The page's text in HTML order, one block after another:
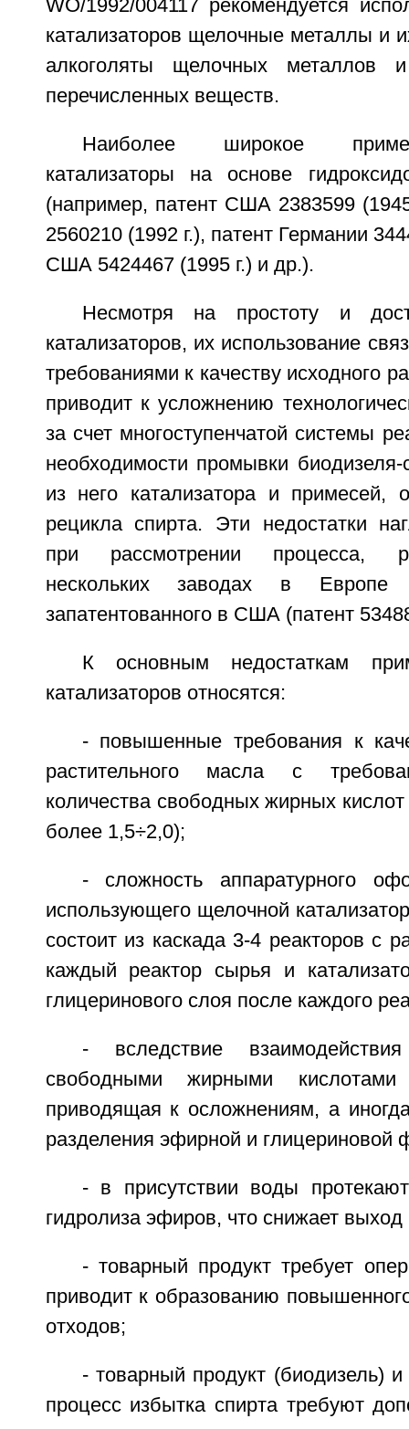
WO/1992/004117 рекомендуется
катализаторов щелочные металлы и
алкоголяты щелочных металлов
перечисленных веществ.
Наиболее широкое
катализаторы на основе
(например, патент США 2383599
2560210 (1992 г.), патент Германии
США 5424467 (1995 г.) и др.).
Несмотря на простоту и
катализаторов, их использование
требованиями к качеству исходного
приводит к усложнению
за счет многоступенчатой системы
необходимости промывки
из него катализатора и примесей,
рецикла спирта. Эти недостатки
при рассмотрении процесса,
нескольких заводах в Европе
запатентованного в США (патент
К основным недостаткам
катализаторов относятся:
- повышенные требования к
растительного масла с
количества свободных жирных
более 1,5÷2,0);
- сложность аппаратурного
использующего щелочной
состоит из каскада 3-4 реакторов с
каждый реактор сырья и
глицеринового слоя после каждого
- вследствие
свободными жирными кислотами
приводящая к осложнениям, а
разделения эфирной и глицериновой
- в присутствии воды
гидролиза эфиров, что снижает выход
- товарный продукт требует
приводит к образованию
отходов;
- товарный продукт (биодизель)
процесс избытка спирта требуют